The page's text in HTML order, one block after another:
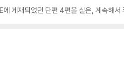
에 게재되었던 단편 4편을 실은, 계속해